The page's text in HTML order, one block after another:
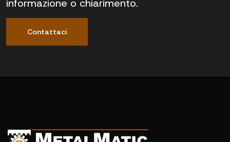
informazione o chiarimento.
Contattaci